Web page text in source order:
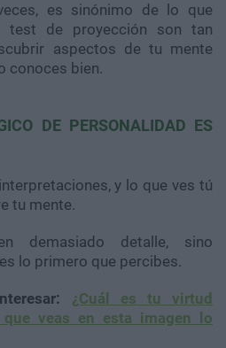
es sinónimo de lo que
test de proyección son tan
aspectos de tu mente
conoces bien.
DE PERSONALIDAD ES
y lo que ves tú
tu mente.
demasiado detalle, sino
lo primero que percibes.
¿Cuál es tu virtud
que veas en esta imagen lo